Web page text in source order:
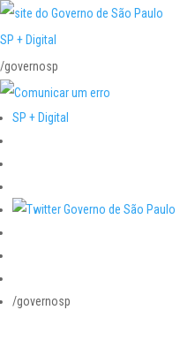
SP + Digital
/governosp
SP + Digital
/governosp